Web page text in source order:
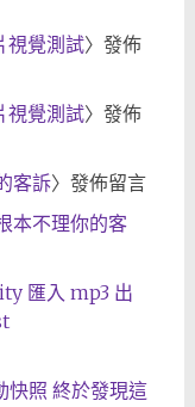
覺測試〉發佈
覺測試〉發佈
客訴〉發佈留言
本不理你的客
匯入 mp3 出
快照 終於發現這